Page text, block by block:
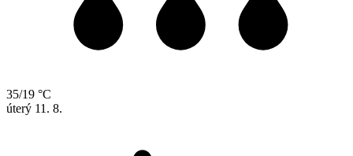
35/19 °C
úterý 11. 8.